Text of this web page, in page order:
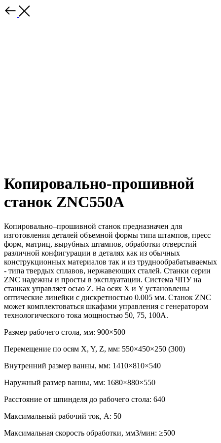
Копировально-прошивной
станок ZNC550A
Копировально–прошивной станок предназначен для
изготовления деталей объемной формы типа штампов, пресс
форм, матриц, вырубных штампов, обработки отверстий
различной конфигурации в деталях как из обычных
конструкционных материалов так и из труднообрабатываемых
- типа твердых сплавов, нержавеющих сталей. Станки серии
ZNC надежны и просты в эксплуатации. Система ЧПУ на
станках управляет осью Z. На осях Х и Y установлены
оптические линейки с дискретностью 0.005 мм. Станок ZNC
может комплектоваться шкафами управления с генератором
технологического тока мощностью 50, 75, 100А.
Размер рабочего стола, мм: 900×500
Перемещение по осям X, Y, Z, мм: 550×450×250 (300)
Внутренний размер ванны, мм: 1410×810×540
Наружный размер ванны, мм: 1680×880×550
Расстояние от шпинделя до рабочего стола: 640
Максимальный рабочий ток, А: 50
Максимальная скорость обработки, мм3/мин: ≥500